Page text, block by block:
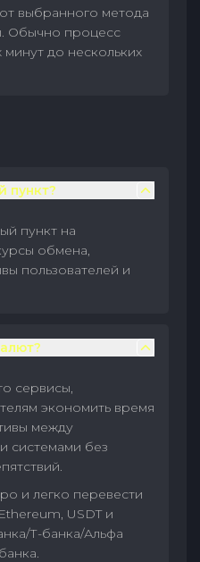
выбранного метода
Обычно процесс
минут до нескольких
пункт?
пункт на
обмена,
пользователей и
сервисы,
экономить время
между
системами без
и легко перевести
USDT и
Т-банка/Альфа